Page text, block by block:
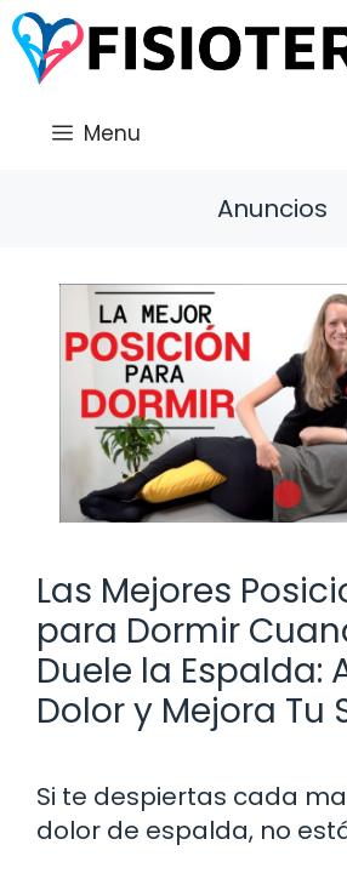
Saltar
al
contenido
Menu
Anuncios
Las Mejores
para Dormir
Duele la Espalda:
Dolor y Mejora Tu
Si te despiertas cada
dolor de espalda, no